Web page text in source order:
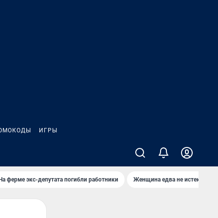
ИГРЫ
ферме экс-депутата погибли работники Женщина едва не истекла